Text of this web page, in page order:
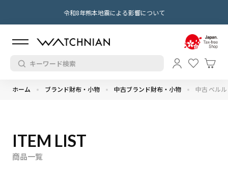
令和8年熊本地震による影響について
ホーム ブランド財布・小物 中古ブランド財布・小物 中古 ベル
ITEM LIST
商品一覧